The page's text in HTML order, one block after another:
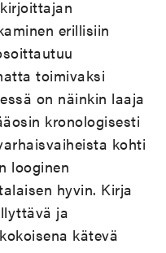
erillisiin
toimivaksi
on näinkin laaja
kronologisesti
kohti
looginen
hyvin. Kirja
ja
kätevä